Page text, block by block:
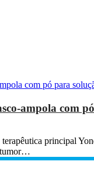
ampola com
principal
tumor…